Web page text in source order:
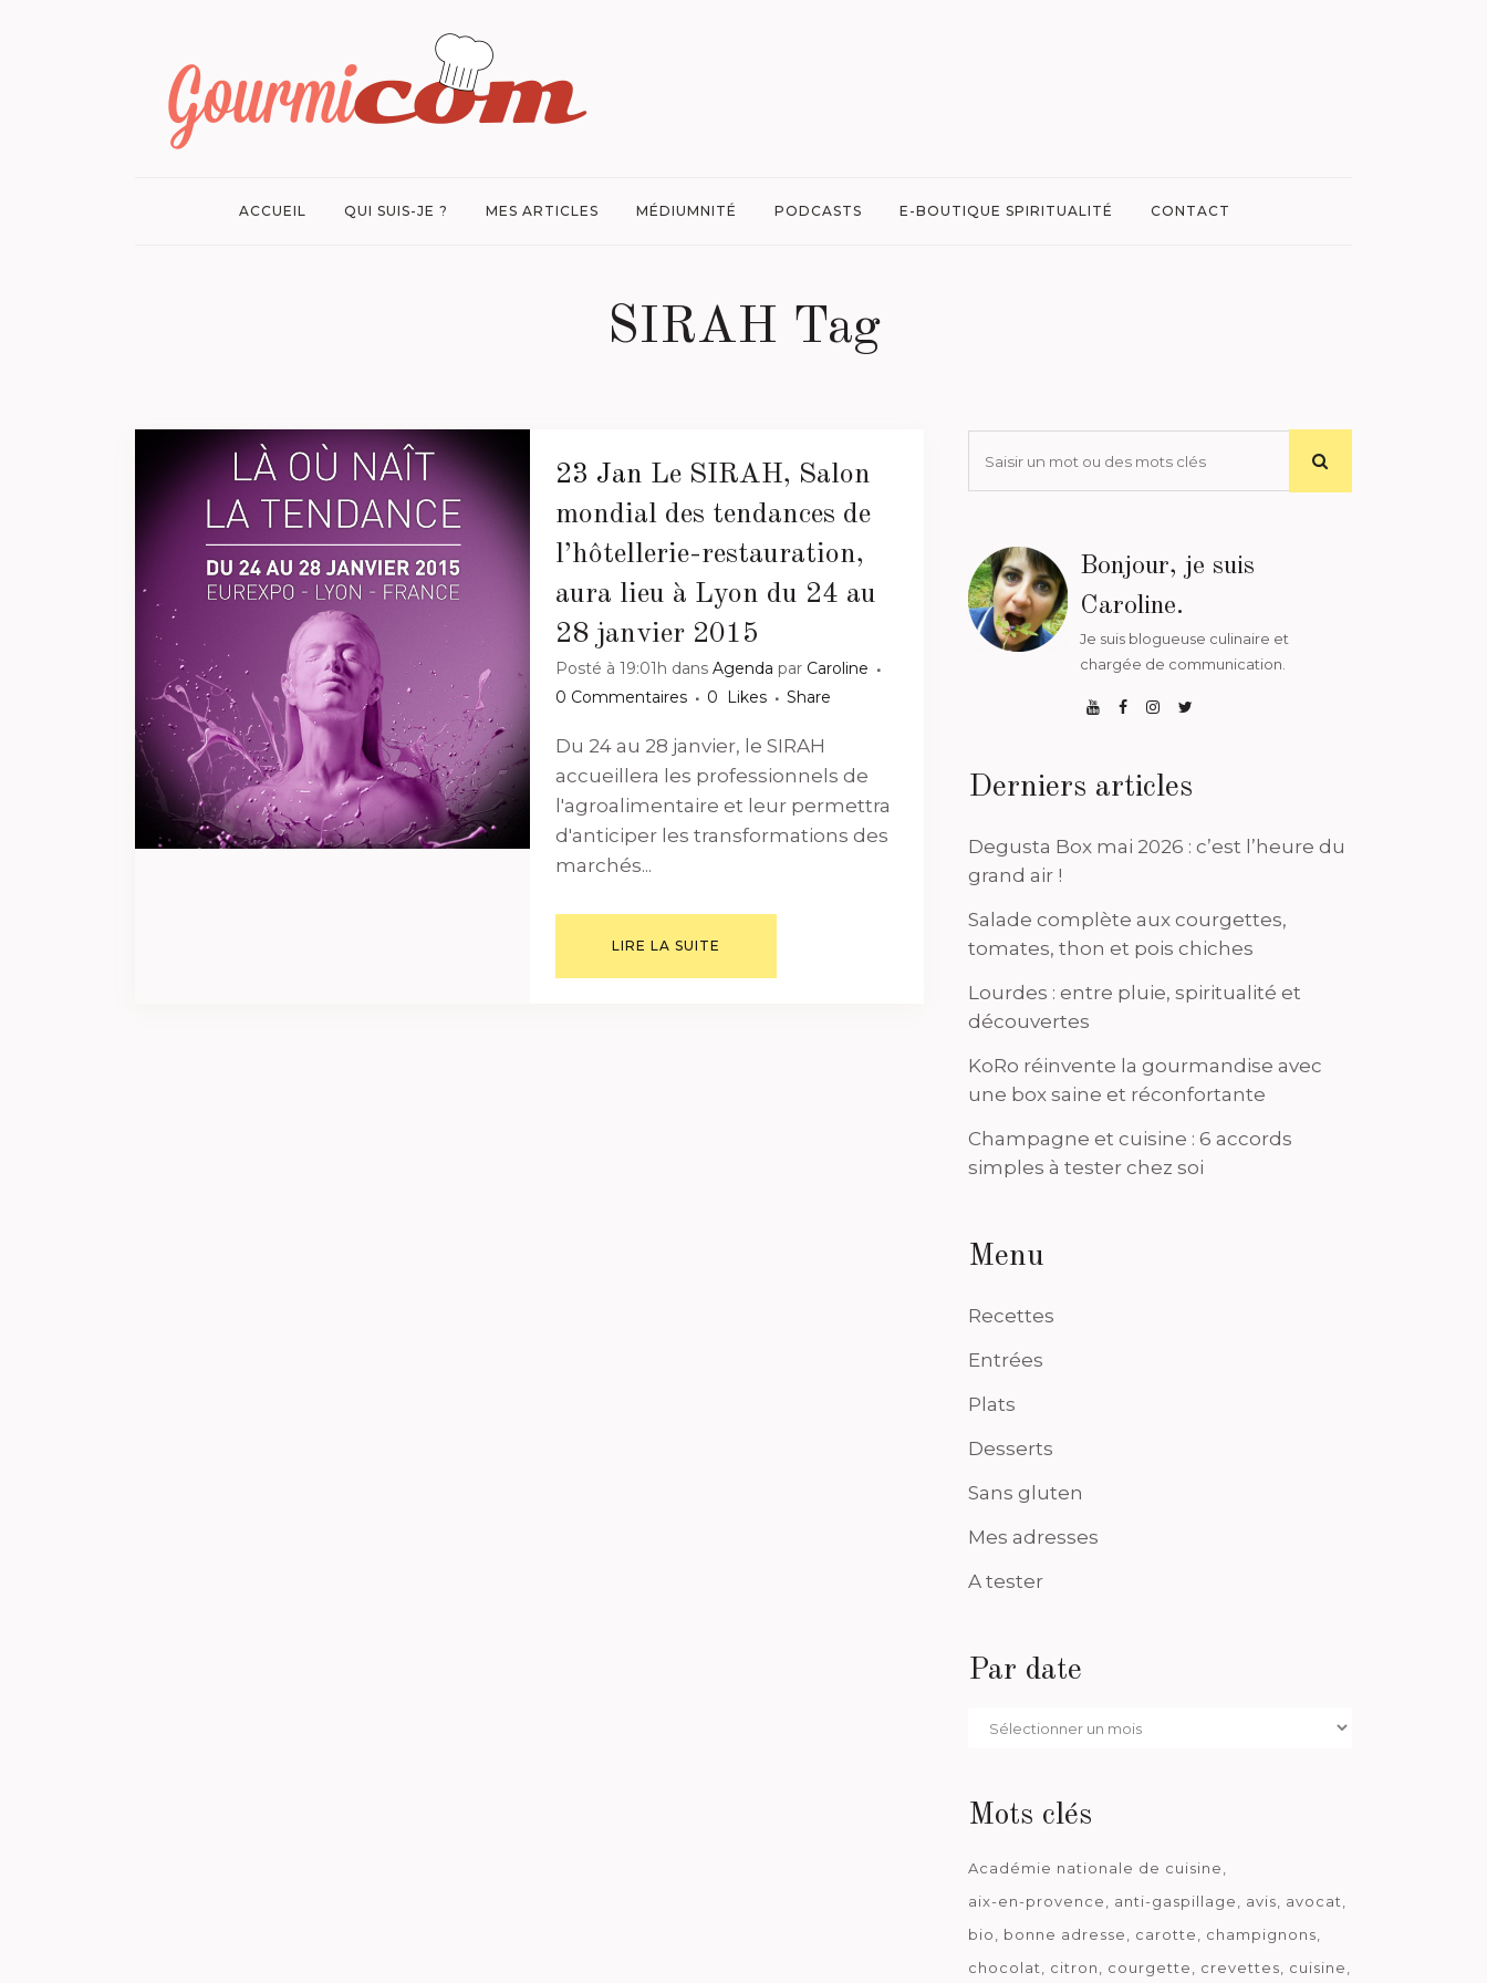
ACCUEIL QUI SUIS-JE ? MES ARTICLES MÉDIUMNITÉ PODCASTS E-BOUTIQUE SPIRITUALITÉ CONTACT
SIRAH Tag
23 Jan Le SIRAH, Salon
mondial des tendances de
l’hôtellerie-restauration,
aura lieu à Lyon du 24 au
28 janvier 2015
Posté à 19:01h dans Agenda par Caroline
0 Commentaires
0 Likes Share
Du 24 au 28 janvier, le SIRAH
accueillera les professionnels de
l'agroalimentaire et leur permettra
d'anticiper les transformations des
marchés...
LIRE LA SUITE
Bonjour, je suis
Caroline.
Je suis blogueuse culinaire et
chargée de communication.
Derniers articles
Degusta Box mai 2026 : c’est l’heure du
grand air !
Salade complète aux courgettes,
tomates, thon et pois chiches
Lourdes : entre pluie, spiritualité et
découvertes
KoRo réinvente la gourmandise avec
une box saine et réconfortante
Champagne et cuisine : 6 accords
simples à tester chez soi
Menu
Recettes
Entrées
Plats
Desserts
Sans gluten
Mes adresses
A tester
Par date
Par
Mots clés
Académie nationale de cuisine
aix-en-provence
anti-gaspillage avis
avocat
bio
bonne adresse carotte
champignons
chocolat
citron courgette crevettes
cuisine